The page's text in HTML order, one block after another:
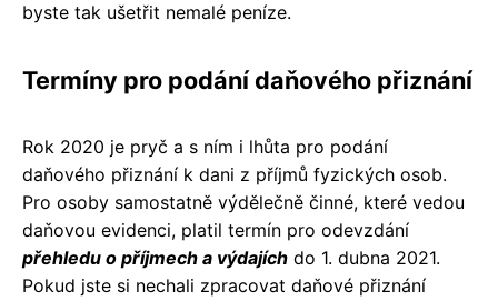
byste tak ušetřit nemalé peníze.
Termíny pro podání daňového přiznání
Rok 2020 je pryč a s ním i lhůta pro podání
daňového přiznání k dani z příjmů fyzických osob.
Pro osoby samostatně výdělečně činné, které vedou
daňovou evidenci, platil termín pro odevzdání
přehledu o příjmech a výdajích do 1. dubna 2021.
Pokud jste si nechali zpracovat daňové přiznání